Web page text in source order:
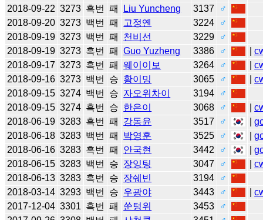
2018-09-22 3273 흑번 패 Liu Yuncheng 3137
♂
2018-09-20 3273 백번 패 고정옌 3224
♂
2018-09-19 3273 백번 패 천비선 3229
♂
2018-09-19 3273 흑번 패 Guo Yuzheng 3386 ♂ |
2018-09-17 3273 흑번 패 웨이이보 3264 ♂ |
2018-09-16 3273 백번 승 황이밍 3065 ♂ |
2018-09-15 3274 백번 승 자오위차이 3194
♂
2018-09-15 3274 흑번 승 한은이 3068 ♂ |
2018-06-19 3283 흑번 패 강동윤 3517 ♂ |
2018-06-18 3283 백번 패 박영훈 3525 ♂ |
2018-06-16 3283 흑번 패 안국현 3442 ♂ |
2018-06-15 3283 백번 승 장잉팅 3047 ♂ |
2018-06-13 3283 흑번 승 장쉐빈 3194
♂
2018-03-14 3293 백번 승 우광야 3443 ♂ |
2017-12-04 3301 흑번 패 쑨텅위 3453
♂